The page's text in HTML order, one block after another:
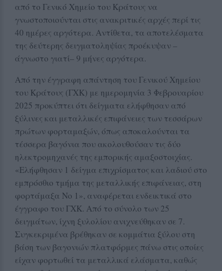
από το Γενικό Χημείο του Κράτους να
γνωστοποιούνται στις ανακριτικές αρχές περί τις
40 ημέρες αργότερα. Αντίθετα, τα αποτελέσματα
της δεύτερης δειγματοληψίας προέκυψαν –
άγνωστο γιατί– 9 μήνες αργότερα.
Από την έγγραφη απάντηση του Γενικού Χημείου
του Κράτους (ΓΧΚ) με ημερομηνία 3 Φεβρουαρίου
2025 προκύπτει ότι δείγματα ελήφθησαν από
ξύλινες και μεταλλικές επιφάνειες των τεσσάρων
πρώτων φορταμαξών, όπως αποκαλούνται τα
τέσσερα βαγόνια που ακολουθούσαν τις δύο
ηλεκτρομηχανές της εμπορικής αμαξοστοιχίας.
«Ελήφθησαν 1 δείγμα επιχρίσματος και λαδιού στο
εμπρόσθιο τμήμα της μεταλλικής επιφάνειας, στη
φορτάμαξα Νο 1», αναφέρεται ενδεικτικά στο
έγγραφο του ΓΧΚ. Από το σύνολο των 25
δειγμάτων, ίχνη ξυλολίου ανιχνεύθηκαν σε 7.
Συγκεκριμένα βρέθηκαν σε κομμάτια ξύλου στη
βάση των βαγονιών πλατφόρμες πάνω στις οποίες
είχαν φορτωθεί τα μεταλλικά ελάσματα, καθώς